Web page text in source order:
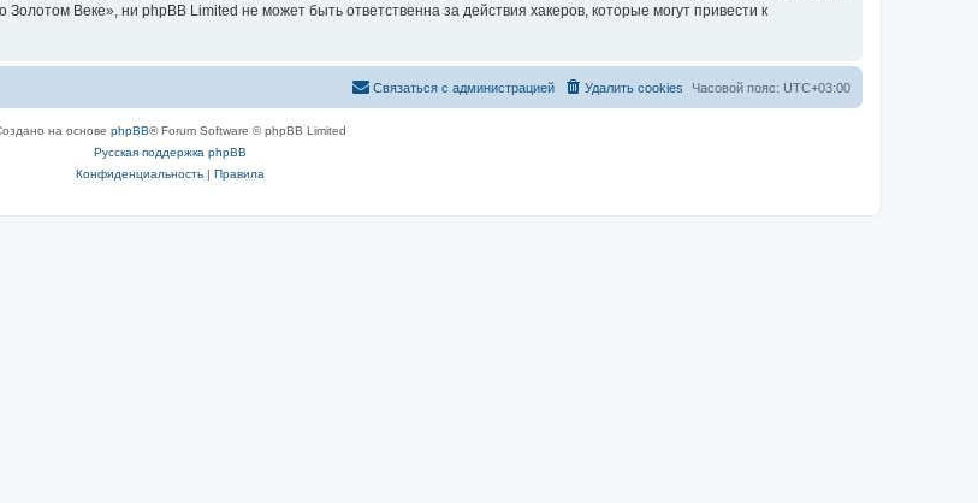
Веке», ни phpBB Limited не может быть ответственна за действия хакеров, которые могут привести к
Часовой пояс: UTC+03:00
Удалить cookies
Связаться с администрацией
на основе phpBB® Forum Software © phpBB Limited
Русская поддержка phpBB
Конфиденциальность| Правила